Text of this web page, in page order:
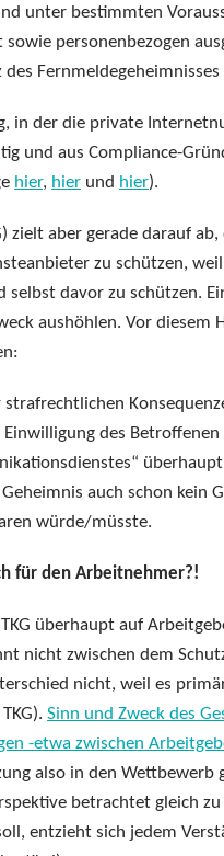
unter bestimmten
personenbezogen
des
in der die private
und aus Compliance-
hier, hier und hier).
zielt aber gerade darauf
zu schützen,
selbst davor zu schützen.
aushöhlen. Vor
des
auch schon kein
würde/müsste.
für den Arbeitnehmer?!
überhaupt auf
nicht zwischen dem
nicht, weil es
Sinn und Zweck des
-etwa zwischen
also in den
betrachtet gleich
entzieht sich jedem